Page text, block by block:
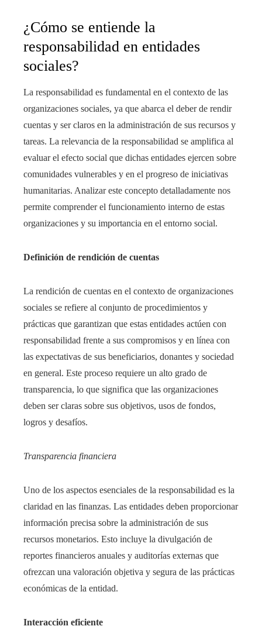
¿Cómo se entiende la
responsabilidad en entidades
sociales?
La responsabilidad es fundamental en el contexto de las
organizaciones sociales, ya que abarca el deber de rendir
cuentas y ser claros en la administración de sus recursos y
tareas. La relevancia de la responsabilidad se amplifica al
evaluar el efecto social que dichas entidades ejercen sobre
comunidades vulnerables y en el progreso de iniciativas
humanitarias. Analizar este concepto detalladamente nos
permite comprender el funcionamiento interno de estas
organizaciones y su importancia en el entorno social.
Definición de rendición de cuentas
La rendición de cuentas en el contexto de organizaciones
sociales se refiere al conjunto de procedimientos y
prácticas que garantizan que estas entidades actúen con
responsabilidad frente a sus compromisos y en línea con
las expectativas de sus beneficiarios, donantes y sociedad
en general. Este proceso requiere un alto grado de
transparencia, lo que significa que las organizaciones
deben ser claras sobre sus objetivos, usos de fondos,
logros y desafíos.
Transparencia financiera
Uno de los aspectos esenciales de la responsabilidad es la
claridad en las finanzas. Las entidades deben proporcionar
información precisa sobre la administración de sus
recursos monetarios. Esto incluye la divulgación de
reportes financieros anuales y auditorías externas que
ofrezcan una valoración objetiva y segura de las prácticas
económicas de la entidad.
Interacción eficiente